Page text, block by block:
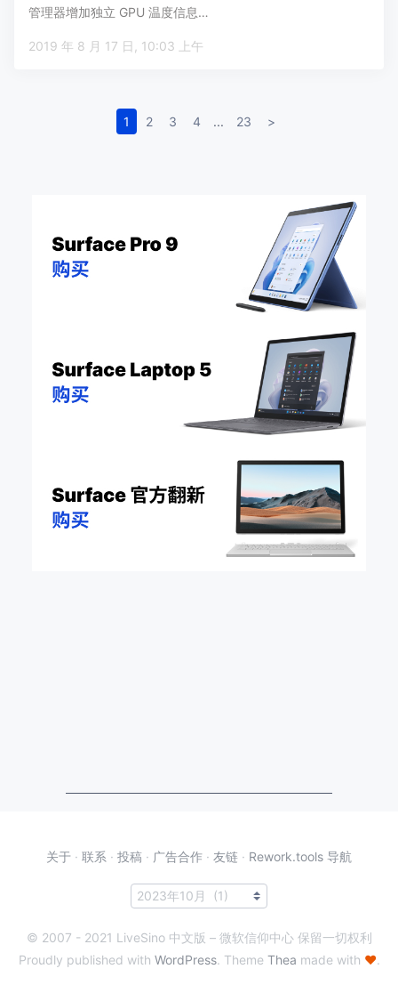
管理器增加独立 GPU 温度信息…
2019 年 8 月 17 日, 10:03 上午
1 2 3 4 ... 23 >
关于 · 联系 · 投稿 · 广告合作 · 友链 · Rework.tools 导航
© 2007 - 2021 LiveSino 中文版 – 微软信仰中心 保留一切权利
Proudly published with WordPress. Theme Thea made with ♥.